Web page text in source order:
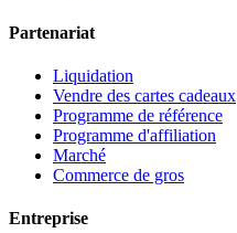
Partenariat
Liquidation
Vendre des cartes cadeaux
Programme de référence
Programme d'affiliation
Marché
Commerce de gros
Entreprise